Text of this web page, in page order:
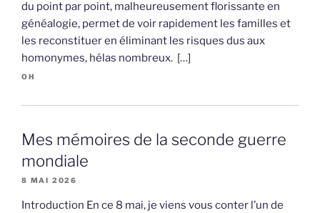
du point par point, malheureusement florissante en
généalogie, permet de voir rapidement les familles et
les reconstituer en éliminant les risques dus aux
homonymes, hélas nombreux. […]
OH
Mes mémoires de la seconde guerre
mondiale
8 MAI 2026
Introduction En ce 8 mai, je viens vous conter l’un de